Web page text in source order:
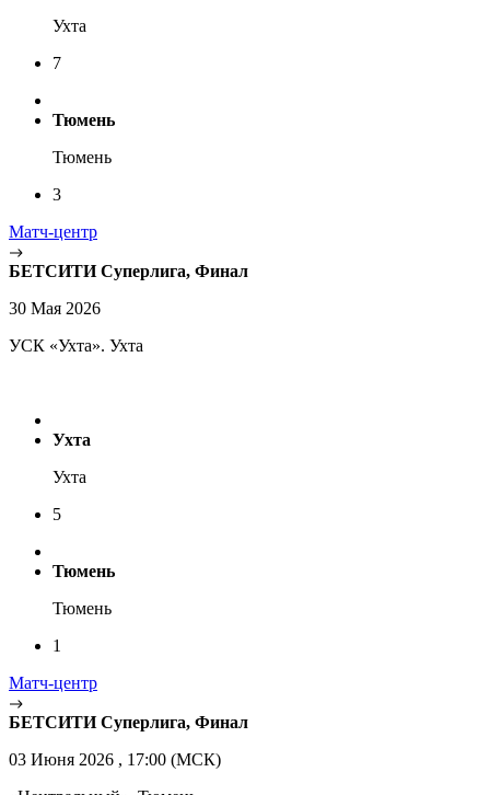
Ухта
7
Тюмень
Тюмень
3
Матч-центр
БЕТСИТИ Суперлига, Финал
30 Мая 2026
УСК «Ухта». Ухта
Ухта
Ухта
5
Тюмень
Тюмень
1
Матч-центр
БЕТСИТИ Суперлига, Финал
03 Июня 2026 , 17:00 (МСК)